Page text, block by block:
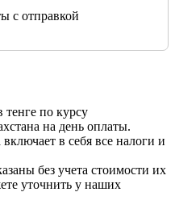
с отправкой
тенге по курсу
на день оплаты.
в себя все налоги и
без учета стоимости их
уточнить у наших